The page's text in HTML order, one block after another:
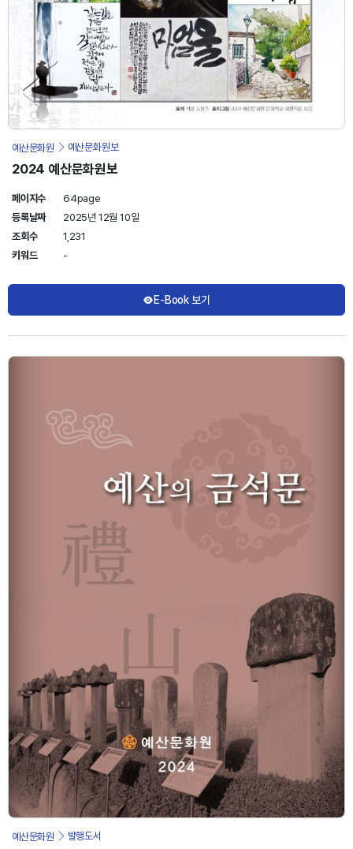
예산문화원 예산문화원보
2024 예산문화원보
페이지수
64page
등록날짜
2025년 12월 10일
조회수
1,231
키워드
-
E-Book 보기
예산문화원 발행도서